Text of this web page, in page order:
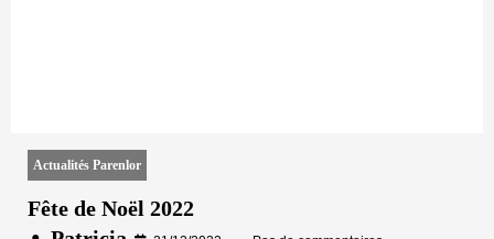
Actualités Parenlor
Fête de Noël 2022